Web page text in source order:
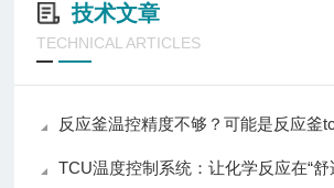
技术文章
TECHNICAL ARTICLES
反应釜温控精度不够？可能是反应釜tcu
TCU温度控制系统：让化学反应在“舒